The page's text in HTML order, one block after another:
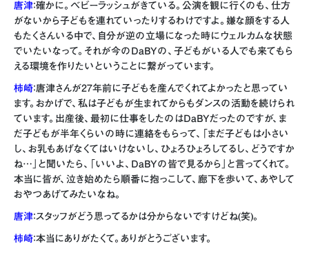
唐津：確かに。ベビーラッシュがきている。公演を観に行くのも、仕方
がないから子どもを連れていったりするわけですよ。嫌な顔をする人
もたくさんいる中で、自分が逆の立場になった時にウェルカムな状態
でいたいなって。それが今のDaBYの、子どもがいる人でも来てもら
える環境を作りたいということに繋がっています。
柿崎：唐津さんが27年前に子どもを産んでくれてよかったと思ってい
ます。おかげで、私は子どもが生まれてからもダンスの活動を続けられ
ています。出産後、最初に仕事をしたのはDaBYだったのですが、ま
だ子どもが半年くらいの時に連絡をもらって、「まだ子どもは小さい
し、お乳もあげなくてはいけないし、ひょろひょろしてるし、どうですか
ね…」と聞いたら、「いいよ、DaBYの皆で見るから」と言ってくれて。
本当に皆が、泣き始めたら順番に抱っこして、廊下を歩いて、あやして
おやつあげてみたいなね。
唐津：スタッフがどう思ってるかは分からないですけどね(笑)。
柿崎：本当にありがたくて。ありがとうございます。